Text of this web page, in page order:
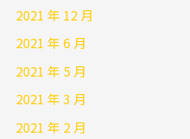
2021 年 12 月
2021 年 6 月
2021 年 5 月
2021 年 3 月
2021 年 2 月